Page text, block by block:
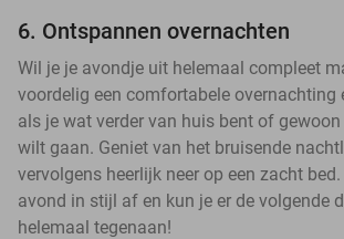
6. Ontspannen overnachten
Wil je je avondje uit helemaal compleet
voordelig een comfortabele
als je wat verder van huis bent of
wilt gaan. Geniet van het bruisende
vervolgens heerlijk neer op een zacht
avond in stijl af en kun je er de volgende
helemaal tegenaan!